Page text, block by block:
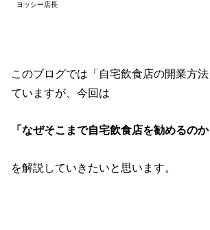
ヨッシー店長
このブログでは「自宅飲食店の開業方
ていますが、今回は
「なぜそこまで自宅飲食店を勧めるのか
を解説していきたいと思います。